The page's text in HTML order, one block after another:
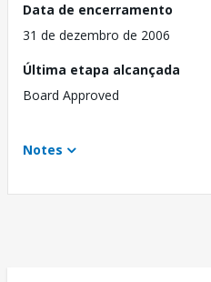
Data de encerramento
31 de dezembro de 2006
Última etapa alcançada
Board Approved
Notes